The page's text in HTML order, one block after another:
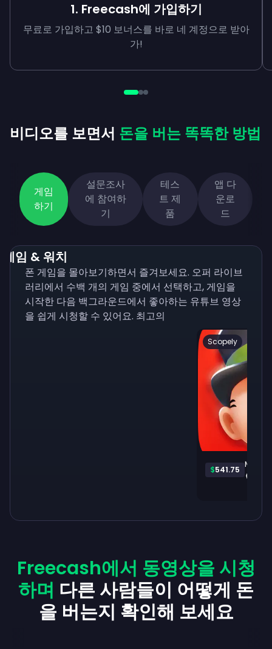
1. Freecash에 가입하기
무료로 가입하고 $10 보너스를 바로 네 계정으로 받아
가!
비디오를 보면서 돈을 버는 똑똑한 방법
게임
하기
설문조사
에 참여하
기
테스
트 제
품
앱 다
운로
드
게임 & 워치
폰 게임을 몰아보기하면서 즐겨보세요. 오퍼 라이브
러리에서 수백 개의 게임 중에서 선택하고, 게임을
시작한 다음 백그라운드에서 좋아하는 유튜브 영상
을 쉽게 시청할 수 있어요. 최고의
Scopely
$541.75
Freecash에서 동영상을 시청
하며 다른 사람들이 어떻게 돈
을 버는지 확인해 보세요